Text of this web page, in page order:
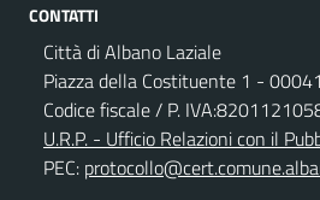
CONTATTI
Città di Albano Laziale
Piazza della Costituente 1 -
Codice fiscale / P.
U.R.P. - Ufficio Relazioni con il
PEC: